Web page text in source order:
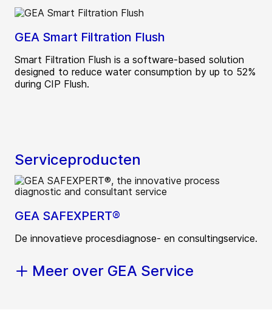
GEA Smart Filtration Flush
Smart Filtration Flush is a software-based solution
designed to reduce water consumption by up to 52%
during CIP Flush.
Serviceproducten
GEA SAFEXPERT®
De innovatieve procesdiagnose- en consultingservice.
Meer over GEA Service